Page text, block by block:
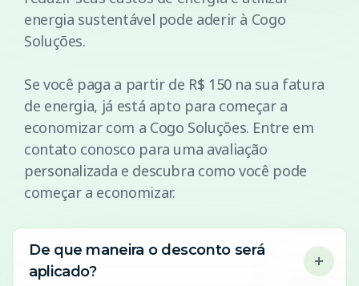
energia sustentável pode aderir à Cogo
Soluções.
Se você paga a partir de R$ 150 na sua fatura
de energia, já está apto para começar a
economizar com a Cogo Soluções. Entre em
contato conosco para uma avaliação
personalizada e descubra como você pode
começar a economizar.
De que maneira o desconto será
aplicado?